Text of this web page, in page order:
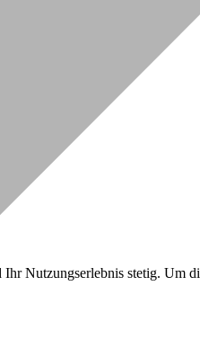
Nutzungserlebnis stetig. Um